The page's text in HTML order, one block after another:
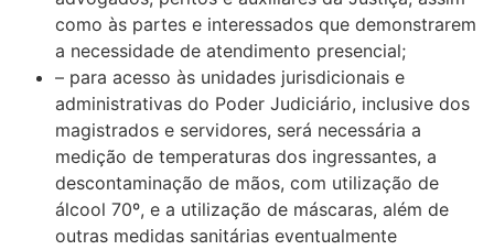
como às partes e interessados que demonstrarem
a necessidade de atendimento presencial;
– para acesso às unidades jurisdicionais e
administrativas do Poder Judiciário, inclusive dos
magistrados e servidores, será necessária a
medição de temperaturas dos ingressantes, a
descontaminação de mãos, com utilização de
álcool 70º, e a utilização de máscaras, além de
outras medidas sanitárias eventualmente